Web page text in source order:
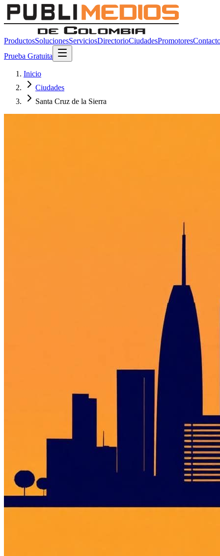
ProductosSolucionesServiciosDirectorioCiudadesPromotores
Prueba Gratuita
Inicio
Ciudades
Santa Cruz de la Sierra